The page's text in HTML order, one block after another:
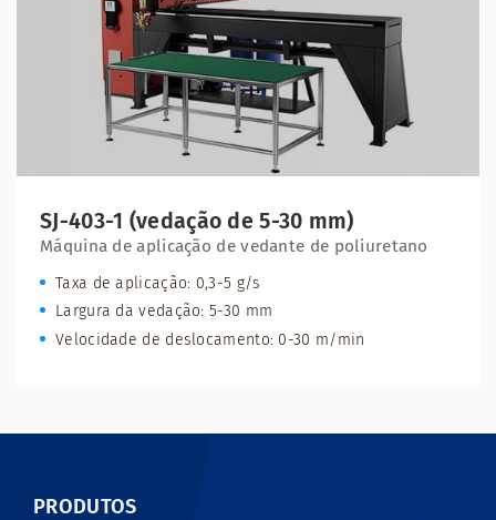
SJ-403-1 (vedação de 5-30 mm)
Máquina de aplicação de vedante de poliuretano
Taxa de aplicação: 0,3-5 g/s
Largura da vedação: 5-30 mm
Velocidade de deslocamento: 0-30 m/min
PRODUTOS